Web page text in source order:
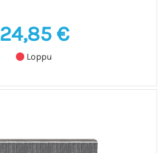
24,85 €
Loppu